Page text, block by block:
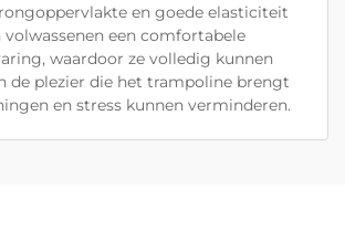
en goede elasticiteit
volwassenen een comfortabele
waardoor ze volledig kunnen
de plezier die het trampoline brengt
en stress kunnen verminderen.